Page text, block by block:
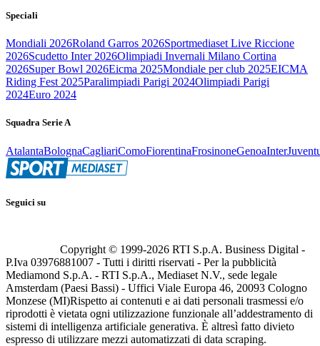
Speciali
Mondiali 2026Roland Garros 2026Sportmediaset Live Riccione
2026Scudetto Inter 2026Olimpiadi Invernali Milano Cortina
2026Super Bowl 2026Eicma 2025Mondiale per club 2025EICMA
Riding Fest 2025Paralimpiadi Parigi 2024Olimpiadi Parigi
2024Euro 2024
Squadra Serie A
AtalantaBolognaCagliariComoFiorentinaFrosinoneGenoaInter
Seguici su
Copyright © 1999-2026 RTI S.p.A. Business Digital -
P.Iva 03976881007 - Tutti i diritti riservati - Per la pubblicità
Mediamond S.p.A. - RTI S.p.A., Mediaset N.V., sede legale
Amsterdam (Paesi Bassi) - Uffici Viale Europa 46, 20093 Cologno
Monzese (MI)Rispetto ai contenuti e ai dati personali trasmessi e/o
riprodotti è vietata ogni utilizzazione funzionale all’addestramento di
sistemi di intelligenza artificiale generativa. È altresì fatto divieto
espresso di utilizzare mezzi automatizzati di data scraping.